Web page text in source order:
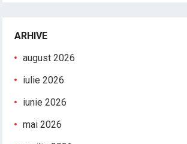
ARHIVE
august 2026
iulie 2026
iunie 2026
mai 2026